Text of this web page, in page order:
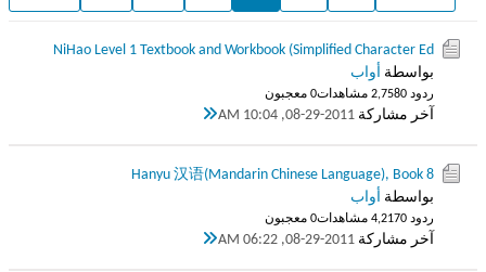
NiHao Level 1 Textbook and Workbook (Simplified Character Ed
بواسطة أواب
ردود 0 2,758 مشاهدات 0 معجبون
آخر مشاركة 08-29-2011, 10:04 AM
Hanyu 汉语(Mandarin Chinese Language), Book 8
بواسطة أواب
ردود 0 4,217 مشاهدات 0 معجبون
آخر مشاركة 08-29-2011, 06:22 AM